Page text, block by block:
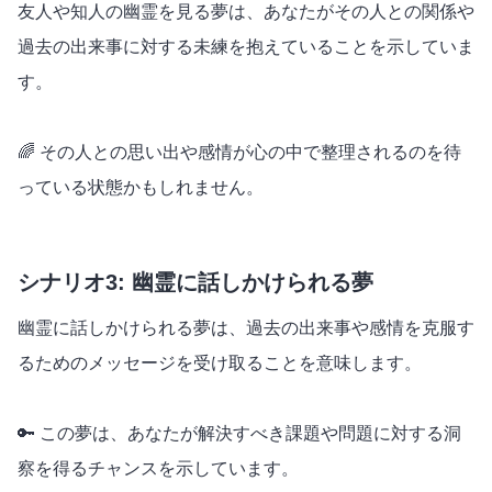
友人や知人の幽霊を見る夢は、あなたがその人との関係や
過去の出来事に対する未練を抱えていることを示していま
す。
🌈 その人との思い出や感情が心の中で整理されるのを待
っている状態かもしれません。
シナリオ3: 幽霊に話しかけられる夢
幽霊に話しかけられる夢は、過去の出来事や感情を克服す
るためのメッセージを受け取ることを意味します。
🔑 この夢は、あなたが解決すべき課題や問題に対する洞
察を得るチャンスを示しています。